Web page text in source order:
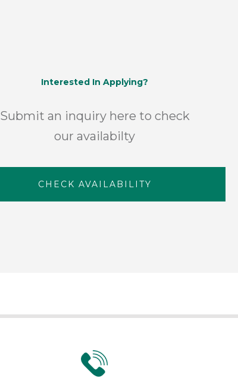
Interested In Applying?
Submit an inquiry here to check
our availabilty
CHECK AVAILABILITY